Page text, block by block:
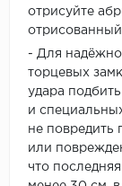
отрисуйте
- Для
торцевых
удара
и
не повредить
или
что